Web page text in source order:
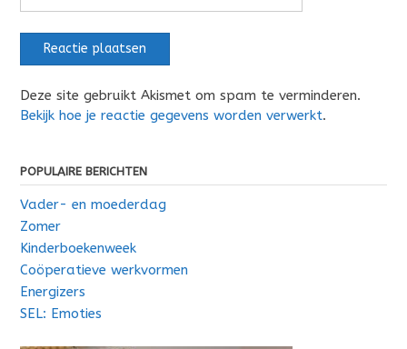
Deze site gebruikt Akismet om spam te verminderen.
Bekijk hoe je reactie gegevens worden verwerkt.
POPULAIRE BERICHTEN
Vader- en moederdag
Zomer
Kinderboekenweek
Coöperatieve werkvormen
Energizers
SEL: Emoties